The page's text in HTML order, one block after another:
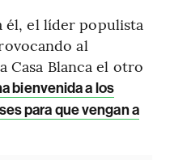
él, el líder populista
al
Casa Blanca el otro
bienvenida a los
para que vengan a